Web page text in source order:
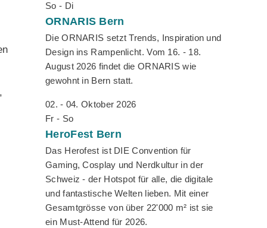
So - Di
ORNARIS Bern
Die ORNARIS setzt Trends, Inspiration und
Design ins Rampenlicht. Vom 16. - 18.
August 2026 findet die ORNARIS wie
gewohnt in Bern statt.
02. - 04. Oktober 2026
Fr - So
HeroFest Bern
Das Herofest ist DIE Convention für
Gaming, Cosplay und Nerdkultur in der
Schweiz - der Hotspot für alle, die digitale
und fantastische Welten lieben. Mit einer
Gesamtgrösse von über 22'000 m² ist sie
ein Must-Attend für 2026.